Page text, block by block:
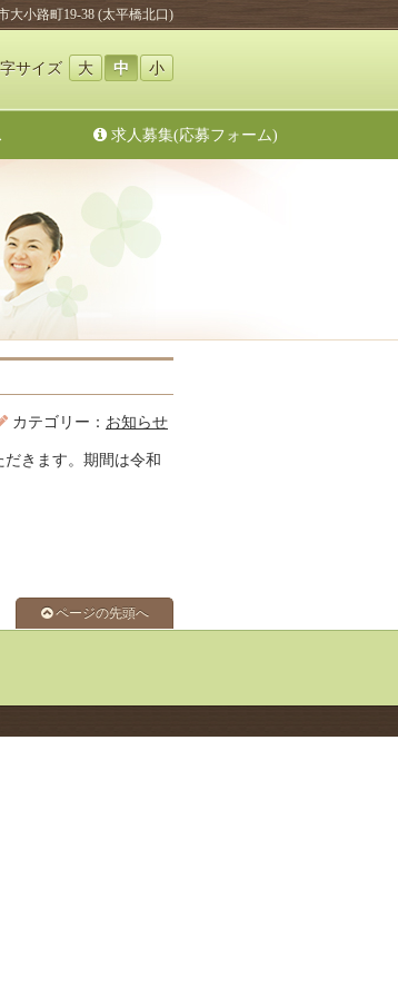
大小路町19-38 (太平橋北口)
サイズ 大 中 小
求人募集(応募フォーム)
カテゴリー： お知らせ
きます。期間は令和
ページの先頭へ